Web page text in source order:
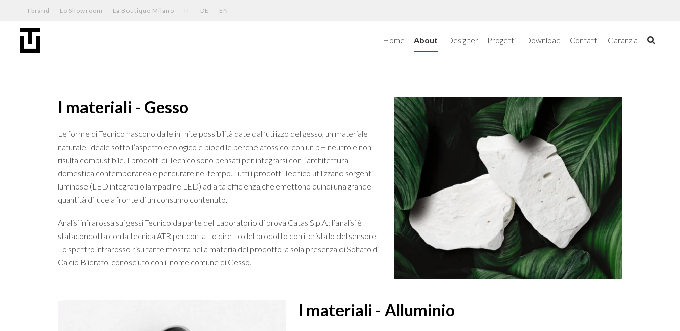
I brand Lo Showroom La Boutique Milano IT DE EN
Home About Designer Progetti Download Contatti Garanzia
I materiali - Gesso
Le forme di Tecnico nascono dalle in nite possibilità date dall’utilizzo del gesso, un materiale
naturale, ideale sotto l’aspetto ecologico e bioedile perché atossico, con un pH neutro e non
risulta combustibile. I prodotti di Tecnico sono pensati per integrarsi con l’architettura
domestica contemporanea e perdurare nel tempo. Tutti i prodotti Tecnico utilizzano sorgenti
luminose (LED integrati o lampadine LED) ad alta efficienza,che emettono quindi una grande
quantità di luce a fronte di un consumo contenuto.
Analisi infrarossa sui gessi Tecnico da parte del Laboratorio di prova Catas S.p.A.: l’analisi è
statacondotta con la tecnica ATR per contatto diretto del prodotto con il cristallo del sensore.
Lo spettro infrarosso risultante mostra nella materia del prodotto la sola presenza di Solfato di
Calcio Biidrato, conosciuto con il nome comune di Gesso.
I materiali - Alluminio